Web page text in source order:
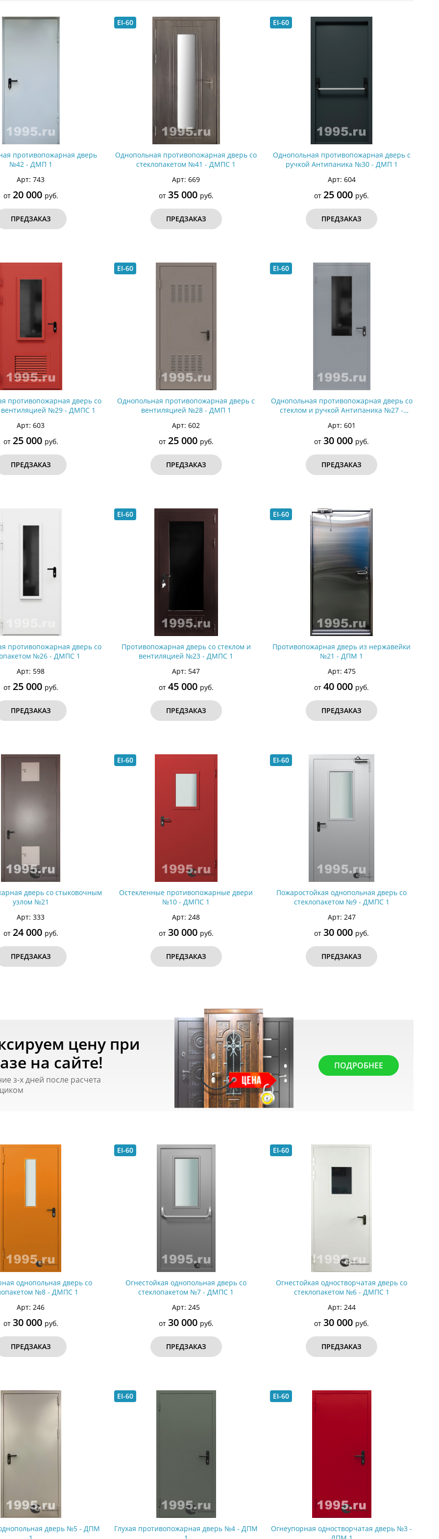
с винилискожей
Коричневые двери
С металлофиленкой
противопожарная дверь
№42 - ДМП 1
Арт: 743
от 20 000 руб.
ПРЕДЗАКАЗ
EI-60
Однопольная противопожарная дверь со
стеклопакетом №41 - ДМПС 1
Арт: 669
от 35 000 руб.
ПРЕДЗАКАЗ
EI-60
Однопольная противопожарная дверь с
ручкой Антипаника №30 - ДМП 1
Арт: 604
от25 000 руб.
ПРЕДЗАКАЗ
противопожарная дверь со
вентиляцией №29 - ДМПС 1
Арт: 603
от 25 000 руб.
ПРЕДЗАКАЗ
EI-60
Однопольная противопожарная дверь с
вентиляцией №28 - ДМП 1
Арт: 602
от 25 000 руб.
ПРЕДЗАКАЗ
EI-60
Однопольная противопожарная дверь со
стеклом и ручкой Антипаника №27 -
Арт: 601
от30 000 руб.
ПРЕДЗАКАЗ
противопожарная дверь со
№26 - ДМПС 1
Арт: 598
от 25 000 руб.
ПРЕДЗАКАЗ
EI-60
Противопожарная дверь со стеклом и
вентиляцией №23 - ДМПС 1
Арт: 547
от 45 000 руб.
ПРЕДЗАКАЗ
EI-60
Противопожарная дверь из нержавейки
№21 - ДПМ 1
Арт: 475
от40 000 руб.
ПРЕДЗАКАЗ
дверь со стыковочным
узлом №21
Арт: 333
от 24 000 руб.
ПРЕДЗАКАЗ
EI-60
Остекленные противопожарные двери
№10 - ДМПС 1
Арт: 248
от 30 000 руб.
ПРЕДЗАКАЗ
EI-60
Пожаростойкая однопольная дверь со
стеклопакетом №9 - ДМПС 1
Арт: 247
от30 000 руб.
ПРЕДЗАКАЗ
цену при
на сайте!
з-х дней после расчета
ПОДРОБНЕЕ
однопольная дверь со
№8 - ДМПС 1
Арт: 246
от 30 000 руб.
ПРЕДЗАКАЗ
EI-60
Огнестойкая однопольная дверь со
стеклопакетом №7 - ДМПС 1
Арт: 245
от 30 000 руб.
ПРЕДЗАКАЗ
EI-60
Огнестойкая одностворчатая дверь со
стеклопакетом №6 - ДМПС 1
Арт: 244
от30 000 руб.
ПРЕДЗАКАЗ
дверь №5 - ДПМ
EI-60
Глухая противопожарная дверь №4 - ДПМ
EI-60
Огнеупорная одностворчатая дверь №3 -